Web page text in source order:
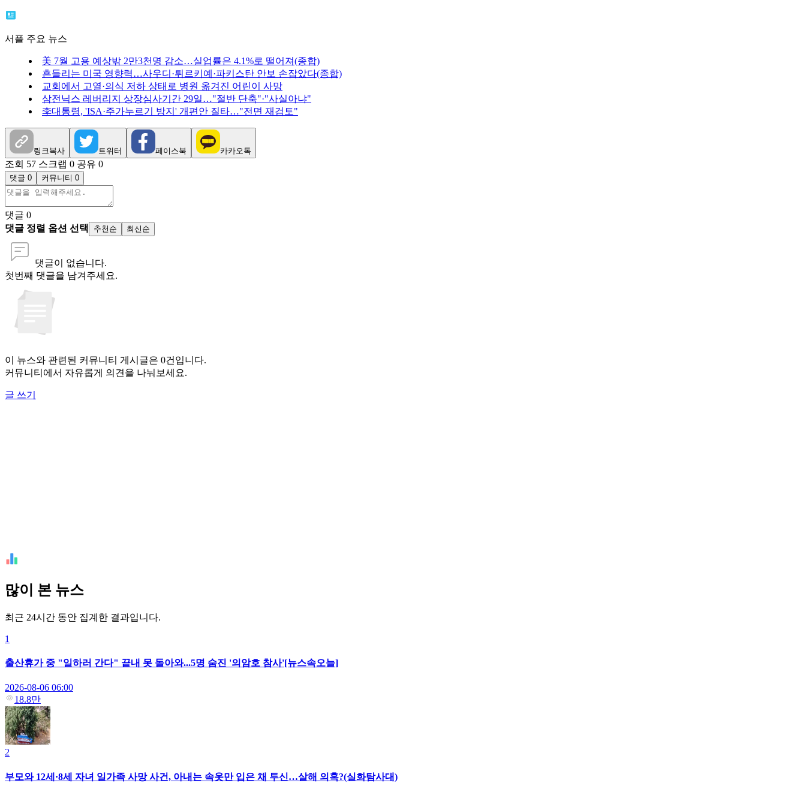
서플 주요 뉴스
美 7월 고용 예상밖 2만3천명 감소…실업률은 4.1%로 떨어져(종합)
흔들리는 미국 영향력…사우디·튀르키예·파키스탄 안보 손잡았다(종합)
교회에서 고열·의식 저하 상태로 병원 옮겨진 어린이 사망
삼전닉스 레버리지 상장심사기간 29일…"절반 단축"·"사실아냐"
李대통령, 'ISA·주가누르기 방지' 개편안 질타…"전면 재검토"
링크복사 트위터 페이스북 카카오톡
조회 57 스크랩 0 공유 0
댓글 0 커뮤니티 0
댓글 0
댓글 정렬 옵션 선택
추천순 최신순
댓글이 없습니다.
첫번째 댓글을 남겨주세요.
이 뉴스와 관련된 커뮤니티 게시글은 0건입니다.
커뮤니티에서 자유롭게 의견을 나눠보세요.
글 쓰기
많이 본 뉴스
최근 24시간 동안 집계한 결과입니다.
1
출산휴가 중 "일하러 간다" 끝내 못 돌아와...5명 숨진 '의암호 참사'[뉴스속오늘]
2026-08-06 06:00
18.8만
2
부모와 12세·8세 자녀 일가족 사망 사건, 아내는 속옷만 입은 채 투신…살해 의혹?(실화탐사대)